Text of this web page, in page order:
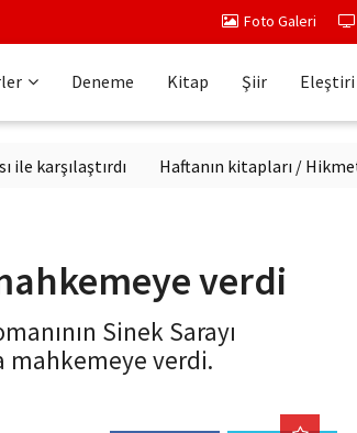
Foto Galeri
Deneme Kitap Şiir Eleştiri
Haftanın kitapları / Hikmet Temel
verdi
Sinek Sarayı
mahkemeye verdi.